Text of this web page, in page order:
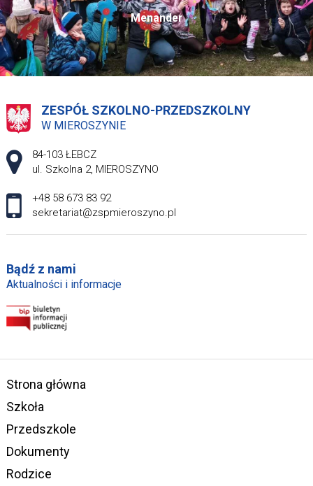
Menander
ZESPÓŁ SZKOLNO-PRZEDSZKOLNY
W MIEROSZYNIE
Adres pocztowy:
84-103 ŁEBCZ
ul. Szkolna 2, MIEROSZYNO
+48 58 673 83 92
sekretariat@zspmieroszyno.pl
Bądź z nami
Aktualności i informacje
Strona główna
Szkoła
Przedszkole
Dokumenty
Rodzice